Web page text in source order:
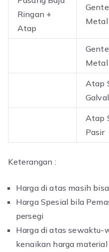
Ringan +
Atap
Metal
Metal
Atap
Atap
Pasir
Keterangan :
Harga di atas masih
Harga Spesial bila
persegi
Harga di atas sewaktu-
kenaikan harga material